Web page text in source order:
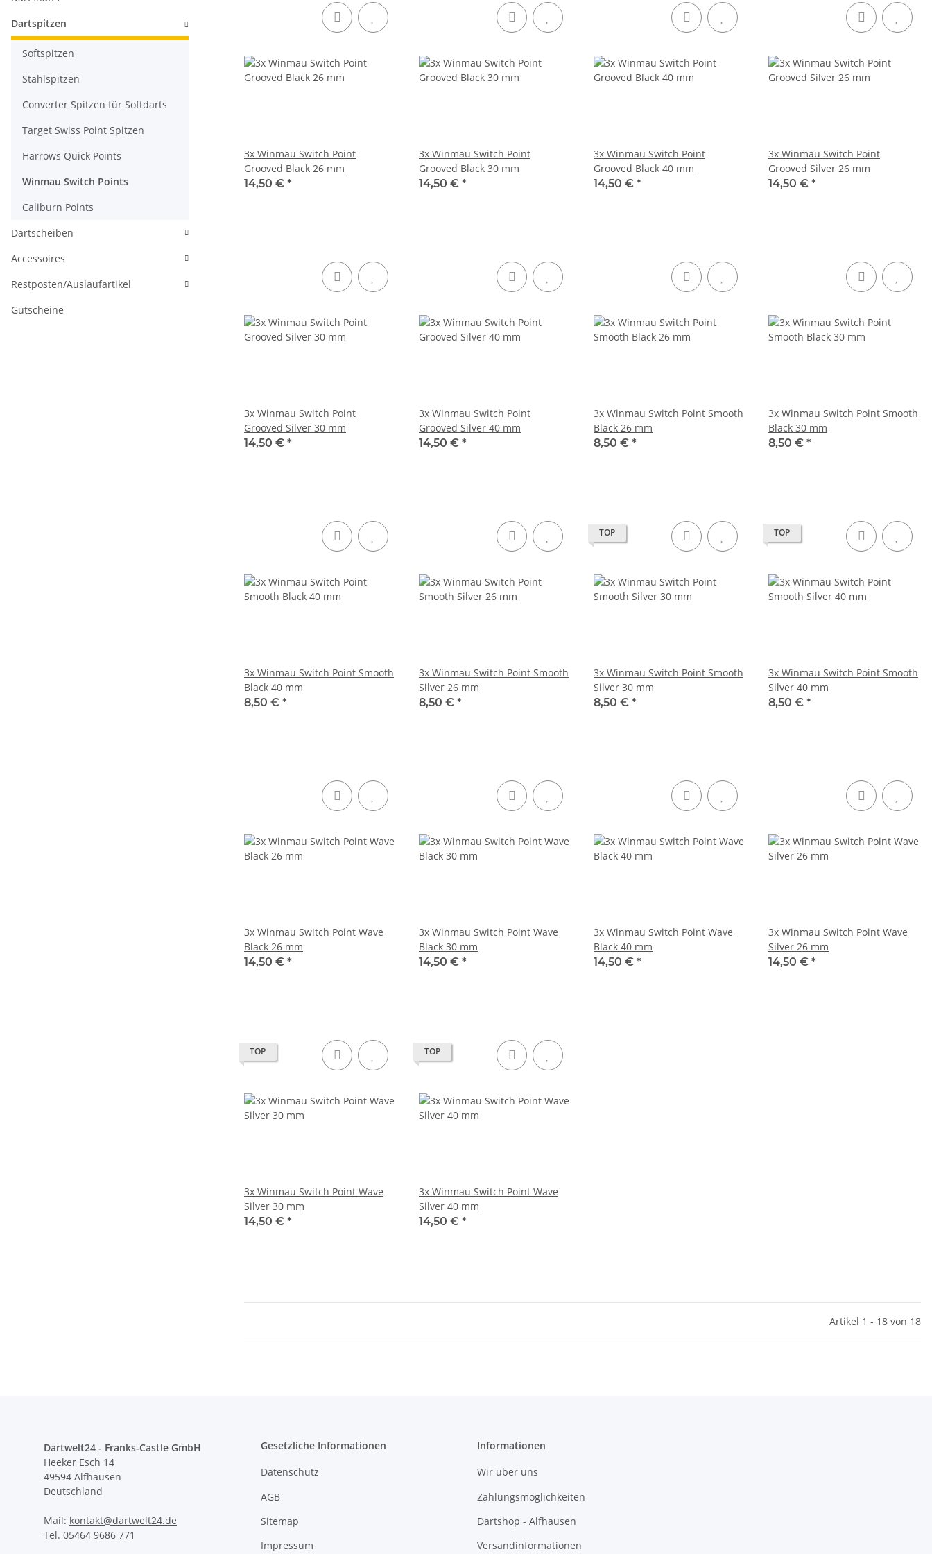
3x Winmau Switch Point
Grooved Black 26 mm
14,50 € *
3x Winmau Switch Point
Grooved Black 30 mm
14,50 € *
3x Winmau Switch Point
Grooved Black 40 mm
14,50 € *
3x Winmau Switch Point
Grooved Silver 26 mm
14,50 € *
3x Winmau Switch Point
Grooved Silver 30 mm
14,50 € *
3x Winmau Switch Point
Grooved Silver 40 mm
14,50 € *
3x Winmau Switch Point Smooth
Black 26 mm
8,50 € *
3x Winmau Switch Point Smooth
Black 30 mm
8,50 € *
3x Winmau Switch Point Smooth
Black 40 mm
8,50 € *
3x Winmau Switch Point Smooth
Silver 26 mm
8,50 € *
TOP
3x Winmau Switch Point Smooth
Silver 30 mm
8,50 € *
TOP
3x Winmau Switch Point Smooth
Silver 40 mm
8,50 € *
3x Winmau Switch Point Wave
Black 26 mm
14,50 € *
3x Winmau Switch Point Wave
Black 30 mm
14,50 € *
3x Winmau Switch Point Wave
Black 40 mm
14,50 € *
3x Winmau Switch Point Wave
Silver 26 mm
14,50 € *
TOP
3x Winmau Switch Point Wave
Silver 30 mm
14,50 € *
TOP
3x Winmau Switch Point Wave
Silver 40 mm
14,50 € *
Artikel 1 - 18 von 18
Dartspitzen
Softspitzen
Stahlspitzen
Converter Spitzen für Softdarts
Target Swiss Point Spitzen
Harrows Quick Points
Winmau Switch Points
Caliburn Points
Dartscheiben
Accessoires
Restposten/Auslaufartikel
Gutscheine
Dartwelt24 - Franks-Castle GmbH
Heeker Esch 14
49594 Alfhausen
Deutschland
Mail: kontakt@dartwelt24.de
Tel. 05464 9686 771
Gesetzliche Informationen
Datenschutz
AGB
Sitemap
Impressum
Informationen
Wir über uns
Zahlungsmöglichkeiten
Dartshop - Alfhausen
Versandinformationen